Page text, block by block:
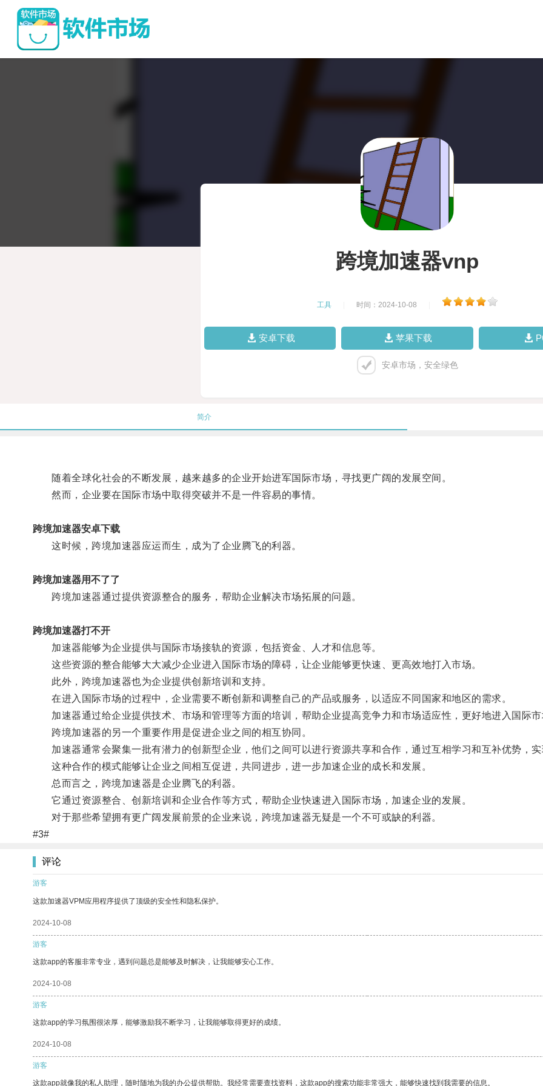
跨境加速器vnp
工具 时间：2024-10-08
安卓下载 苹果下载
安卓市场，安全绿色
简介
随着全球化社会的不断发展，越来越多的企业开始进军国际市场，寻找更广阔的发展空间。
然而，企业要在国际市场中取得突破并不是一件容易的事情。
跨境加速器安卓下载
这时候，跨境加速器应运而生，成为了企业腾飞的利器。
跨境加速器用不了了
跨境加速器通过提供资源整合的服务，帮助企业解决市场拓展的问题。
跨境加速器打不开
加速器能够为企业提供与国际市场接轨的资源，包括资金、人才和信息等。
这些资源的整合能够大大减少企业进入国际市场的障碍，让企业能够更快速、更高效地打入市场。
此外，跨境加速器也为企业提供创新培训和支持。
在进入国际市场的过程中，企业需要不断创新和调整自己的产品或服务，以适应不同国家和地区的需求。
加速器通过给企业提供技术、市场和管理等方面的培训，帮助企业提高竞争力和市场适应性，更好地进入国际市
跨境加速器的另一个重要作用是促进企业之间的相互协同。
加速器通常会聚集一批有潜力的创新型企业，他们之间可以进行资源共享和合作，通过互相学习和互补优势，实
这种合作的模式能够让企业之间相互促进，共同进步，进一步加速企业的成长和发展。
总而言之，跨境加速器是企业腾飞的利器。
它通过资源整合、创新培训和企业合作等方式，帮助企业快速进入国际市场，加速企业的发展。
对于那些希望拥有更广阔发展前景的企业来说，跨境加速器无疑是一个不可或缺的利器。
#3#
评论
游客
这款加速器VPM应用程序提供了顶级的安全性和隐私保护。
2024-10-08
游客
这款app的客服非常专业，遇到问题总是能够及时解决，让我能够安心工作。
2024-10-08
游客
这款app的学习氛围很浓厚，能够激励我不断学习，让我能够取得更好的成绩。
2024-10-08
游客
这款app就像我的私人助理，随时随地为我的办公提供帮助。我经常需要查找资料，这款app的搜索功能非常强大，能够快速找到我需要的信息。